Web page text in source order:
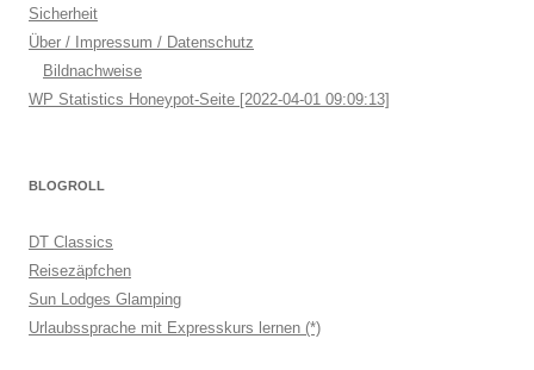
Sicherheit
Über / Impressum / Datenschutz
Bildnachweise
WP Statistics Honeypot-Seite [2022-04-01 09:09:13]
BLOGROLL
DT Classics
Reisezäpfchen
Sun Lodges Glamping
Urlaubssprache mit Expresskurs lernen (*)